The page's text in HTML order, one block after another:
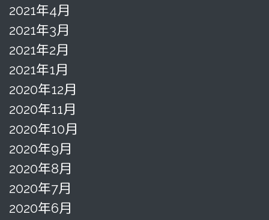
2021年4月
2021年3月
2021年2月
2021年1月
2020年12月
2020年11月
2020年10月
2020年9月
2020年8月
2020年7月
2020年6月